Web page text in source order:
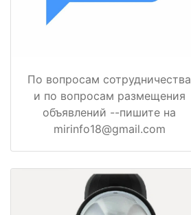
По вопросам сотрудничества
и по вопросам размещения
объявлений --пишите на
mirinfo18@gmail.com